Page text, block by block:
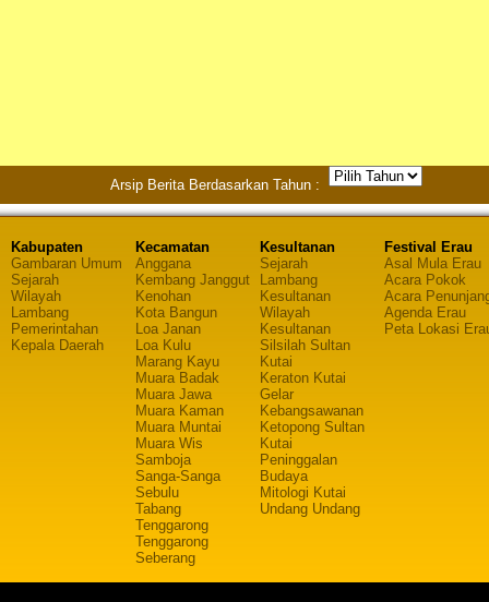
Arsip Berita Berdasarkan Tahun :
Kabupaten
Gambaran Umum
Sejarah
Wilayah
Lambang
Pemerintahan
Kepala Daerah
Kecamatan
Anggana
Kembang Janggut
Kenohan
Kota Bangun
Loa Janan
Loa Kulu
Marang Kayu
Muara Badak
Muara Jawa
Muara Kaman
Muara Muntai
Muara Wis
Samboja
Sanga-Sanga
Sebulu
Tabang
Tenggarong
Tenggarong
Seberang
Kesultanan
Sejarah
Lambang
Kesultanan
Wilayah
Kesultanan
Silsilah Sultan
Kutai
Keraton Kutai
Gelar
Kebangsawanan
Ketopong Sultan
Kutai
Peninggalan
Budaya
Mitologi Kutai
Undang Undang
Festival Erau
Asal Mula Erau
Acara Pokok
Acara
Agenda Erau
Peta Lokasi